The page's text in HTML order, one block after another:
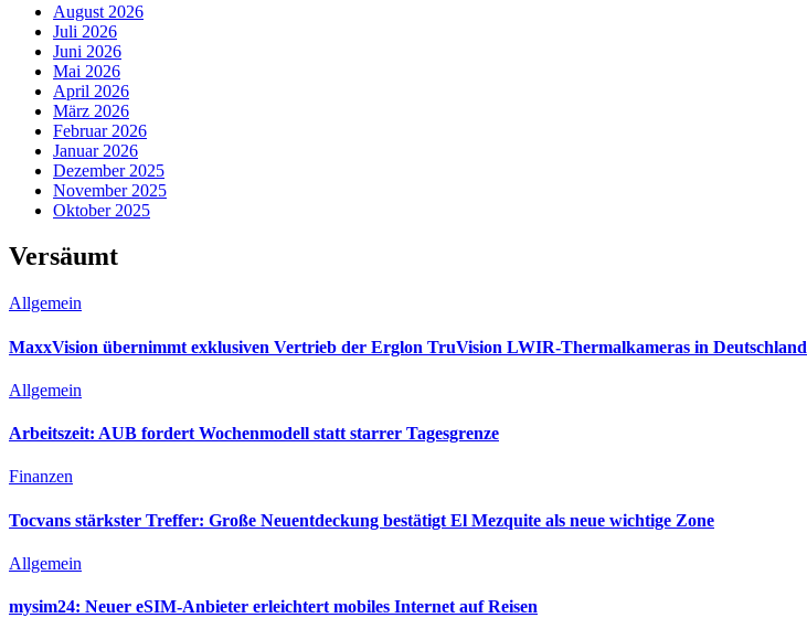
August 2026
Juli 2026
Juni 2026
Mai 2026
April 2026
März 2026
Februar 2026
Januar 2026
Dezember 2025
November 2025
Oktober 2025
Versäumt
Allgemein
MaxxVision übernimmt exklusiven Vertrieb der Erglon TruVision LWIR-Thermalkameras in Deutschland
Allgemein
Arbeitszeit: AUB fordert Wochenmodell statt starrer Tagesgrenze
Finanzen
Tocvans stärkster Treffer: Große Neuentdeckung bestätigt El Mezquite als neue wichtige Zone
Allgemein
mysim24: Neuer eSIM-Anbieter erleichtert mobiles Internet auf Reisen